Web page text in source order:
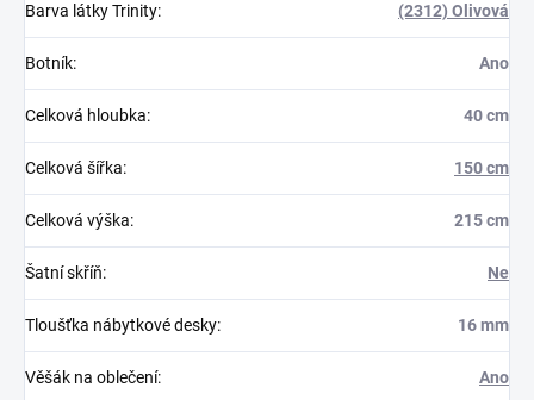
Barva látky Trinity: (2312) Olivová
Botník: Ano
Celková hloubka: 40 cm
Celková šířka: 150 cm
Celková výška: 215 cm
Šatní skříň: Ne
Tloušťka nábytkové desky: 16 mm
Věšák na oblečení: Ano